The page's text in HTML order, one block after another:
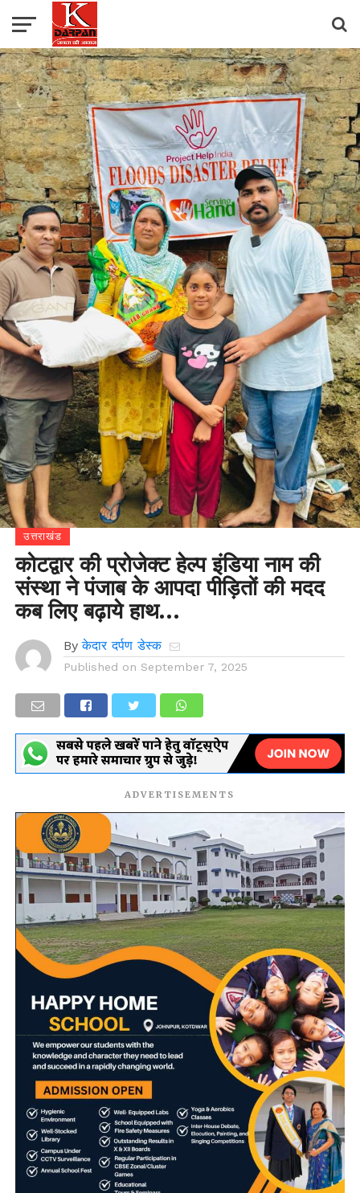
उत्तराखंड
कोटद्वार की प्रोजेक्ट हेल्प इंडिया नाम की
संस्था ने पंजाब के आपदा पीड़ितों की मदद
कब लिए बढ़ाये हाथ…
By केदार दर्पण डेस्क
Published on September 7, 2025
ADVERTISEMENTS